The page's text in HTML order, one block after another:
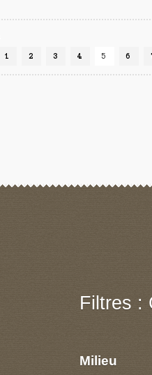
1 2 3 4 5 6
Filtres :
Milieu